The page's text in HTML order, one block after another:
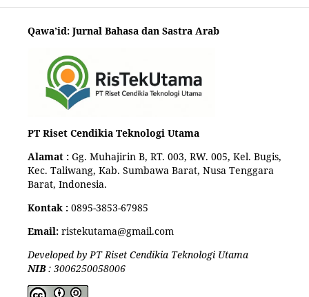
Qawa’id: Jurnal Bahasa dan Sastra Arab
PT Riset Cendikia Teknologi Utama
Alamat : Gg. Muhajirin B, RT. 003, RW. 005, Kel. Bugis,
Kec. Taliwang, Kab. Sumbawa Barat, Nusa Tenggara
Barat, Indonesia.
Kontak : 0895-3853-67985
Email:ristekutama@gmail.com
Developed by PT Riset Cendikia Teknologi Utama
NIB: 3006250058006